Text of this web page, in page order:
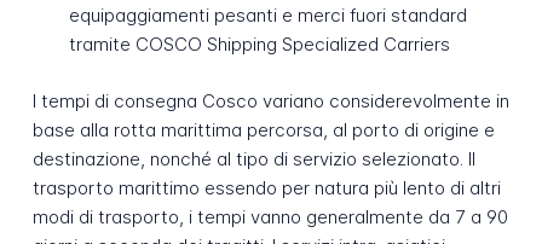
equipaggiamenti pesanti e merci fuori standard
tramite COSCO Shipping Specialized Carriers
I tempi di consegna Cosco variano considerevolmente in
base alla rotta marittima percorsa, al porto di origine e
destinazione, nonché al tipo di servizio selezionato. Il
trasporto marittimo essendo per natura più lento di altri
modi di trasporto, i tempi vanno generalmente da 7 a 90